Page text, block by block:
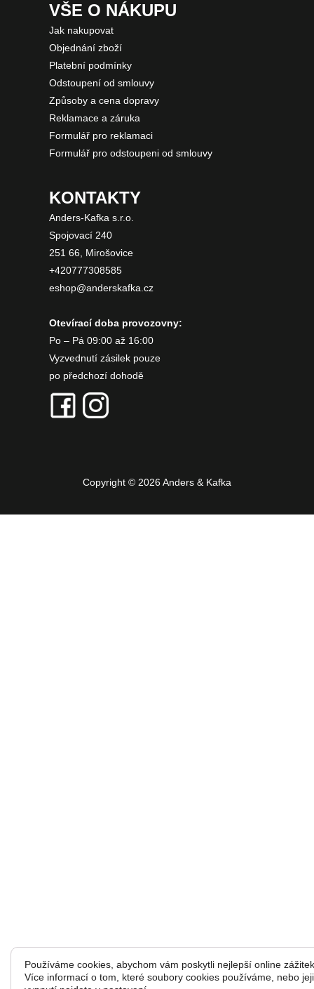
VŠE O NÁKUPU
Jak nakupovat
Objednání zboží
Platební podmínky
Odstoupení od smlouvy
Způsoby a cena dopravy
Reklamace a záruka
Formulář pro reklamaci
Formulář pro odstoupeni od smlouvy
KONTAKTY
Anders-Kafka s.r.o.
Spojovací 240
251 66, Mirošovice
+420777308585
eshop@anderskafka.cz
Otevírací doba provozovny:
Po – Pá 09:00 až 16:00
Vyzvednutí zásilek pouze
po předchozí dohodě
Copyright © 2026 Anders & Kafka
Používáme cookies, abychom vám poskytli nejlepší online
Více informací o tom, které soubory cookies používáme, nebo